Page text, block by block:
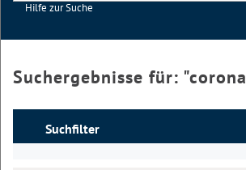
Hilfe zur Suche
Suchergebnisse für: "corona
Suchfilter